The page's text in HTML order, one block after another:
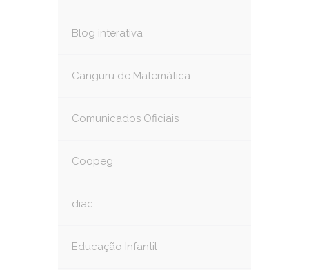
Blog interativa
Canguru de Matemática
Comunicados Oficiais
Coopeg
diac
Educação Infantil